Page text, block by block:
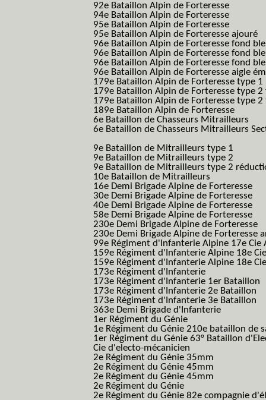
92e Bataillon Alpin de Forteresse
94e Bataillon Alpin de Forteresse
95e Bataillon Alpin de Forteresse
95e Bataillon Alpin de Forteresse ajouré
96e Bataillon Alpin de Forteresse fond
96e Bataillon Alpin de Forteresse fond
96e Bataillon Alpin de Forteresse fond
96e Bataillon Alpin de Forteresse aigle
179e Bataillon Alpin de Forteresse type 1
179e Bataillon Alpin de Forteresse type
179e Bataillon Alpin de Forteresse type
189e Bataillon Alpin de Forteresse
6e Bataillon de Chasseurs Mitrailleurs
6e Bataillon de Chasseurs Mitrailleurs
9e Bataillon de Mitrailleurs type 1
9e Bataillon de Mitrailleurs type 2
9e Bataillon de Mitrailleurs type 2
10e Bataillon de Mitrailleurs
16e Demi Brigade Alpine de Forteresse
30e Demi Brigade Alpine de Forteresse
40e Demi Brigade Alpine de Forteresse
58e Demi Brigade Alpine de Forteresse
230e Demi Brigade Alpine de Forteresse
230e Demi Brigade Alpine de Forteresse
99e Régiment d'Infanterie Alpine 17e
159e Régiment d'Infanterie Alpine 18e
159e Régiment d'Infanterie Alpine 18e
173e Régiment d'Infanterie
173e Régiment d'Infanterie 1er Bataillon
173e Régiment d'Infanterie 2e Bataillon
173e Régiment d'Infanterie 3e Bataillon
363e Demi Brigade d'Infanterie
1er Régiment du Génie
1e Régiment du Génie 210e bataillon de
1er Régiment du Génie 63° Bataillon
Cie d'electo-mécanicien
2e Régiment du Génie 35mm
2e Régiment du Génie 45mm
2e Régiment du Génie 45mm
2e Régiment du Génie
2e Régiment du Génie 82e compagnie